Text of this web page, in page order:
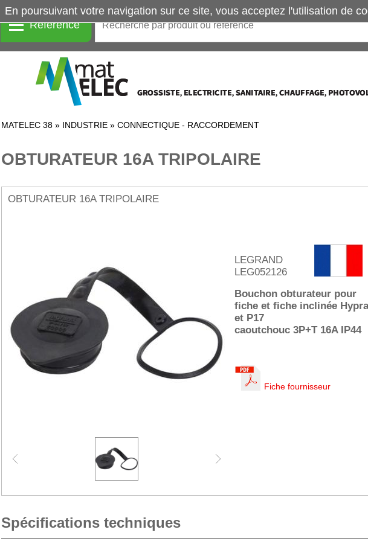
Référence
MATELEC 38 » INDUSTRIE » CONNECTIQUE - RACCORDEMENT
OBTURATEUR 16A TRIPOLAIRE
OBTURATEUR 16A TRIPOLAIRE
LEGRAND
LEG052126
Bouchon obturateur pour
fiche et fiche inclinée Hypra
et P17
caoutchouc 3P+T 16A IP44
Fiche fournisseur
Spécifications techniques
En poursuivant votre navigation sur ce site, vous acceptez l'utilisation